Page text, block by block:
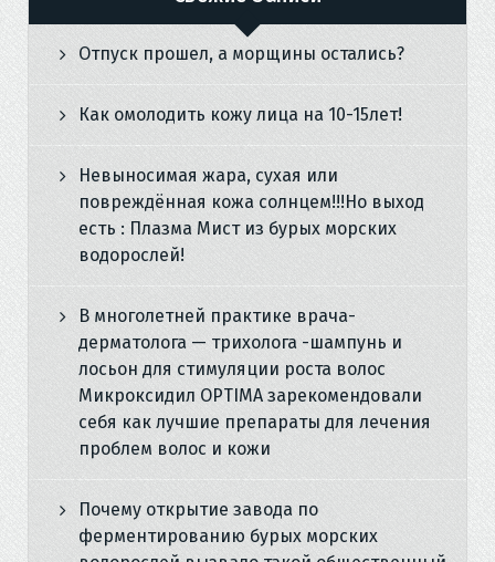
Отпуск прошел, а морщины остались?
Как омолодить кожу лица на 10-15лет!
Невыносимая жара, сухая или
повреждённая кожа солнцем!!!Но выход
есть : Плазма Мист из бурых морских
водорослей!
В многолетней практике врача-
дерматолога — трихолога -шампунь и
лосьон для стимуляции роста волос
Микроксидил OPTIMA зарекомендовали
себя как лучшие препараты для лечения
проблем волос и кожи
Почему открытие завода по
ферментированию бурых морских